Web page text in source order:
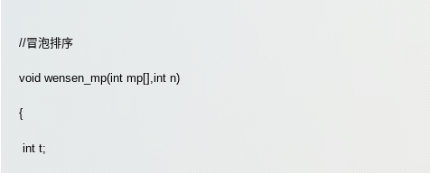
//冒泡排序
void wensen_mp(int mp[],int n)
{
int t;